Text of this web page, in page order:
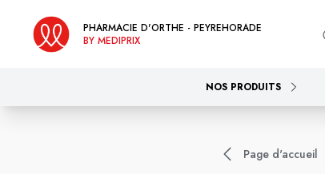
PHARMACIE D'ORTHE - PEYREHORADE
BY MEDIPRIX
NOS PRODUITS
Page d'accueil